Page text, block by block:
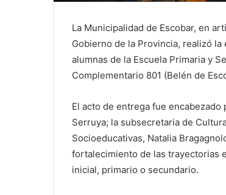
La Municipalidad de Escobar, en
Gobierno de la Provincia, realizó
alumnas de la Escuela Primaria y
Complementario 801 (Belén de
El acto de entrega fue
Serruya; la subsecretaria de
Socioeducativas, Natalia
fortalecimiento de las trayectorias
inicial, primario o secundario.